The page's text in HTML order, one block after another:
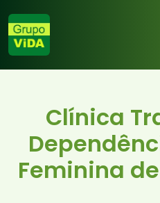
Clínica
Feminina